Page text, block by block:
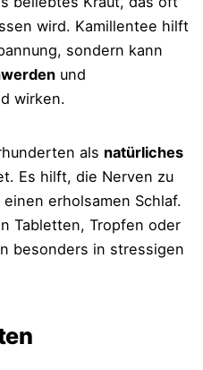
wird. Kamillentee hilft
sondern kann
und
wirken.
als natürliches
Es hilft, die Nerven zu
erholsamen Schlaf.
Tabletten, Tropfen oder
besonders in stressigen